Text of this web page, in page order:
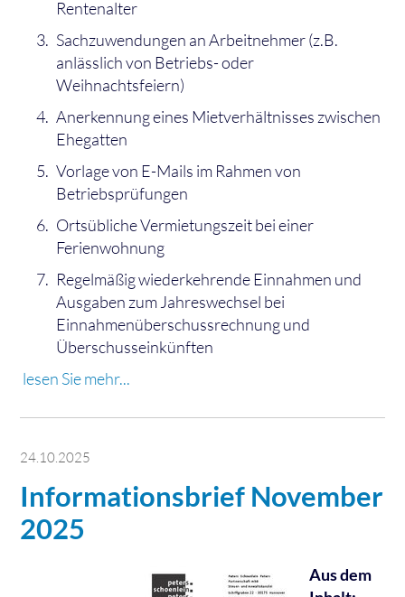
Rentenalter
Sachzuwendungen an Arbeitnehmer (z.B.
anlässlich von Betriebs- oder
Weihnachtsfeiern)
Anerkennung eines Mietverhältnisses zwischen
Ehegatten
Vorlage von E-Mails im Rahmen von
Betriebsprüfungen
Ortsübliche Vermietungszeit bei einer
Ferienwohnung
Regelmäßig wiederkehrende Einnahmen und
Ausgaben zum Jahreswechsel bei
Einnahmenüberschussrechnung und
Überschusseinkünften
lesen Sie mehr...
24.10.2025
Informationsbrief November
2025
Aus dem